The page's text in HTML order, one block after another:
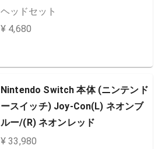
ヘッドセット
¥ 4,680
Nintendo Switch 本体 (ニンテンド
ースイッチ) Joy-Con(L) ネオンブ
ルー/(R) ネオンレッド
¥ 33,980